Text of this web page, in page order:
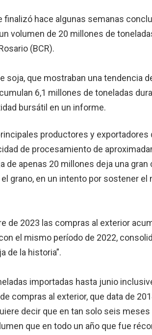
finalizó hace algunas semanas
volumen de 20 millones de
(BCR).
soja, que mostraban una tendencia
6,1 millones de toneladas
bursátil en un informe.
productores y exportadores
de procesamiento de
apenas 20 millones deja una gran
grano, en un intento por sostener el
de 2023 las compras al exterior
el mismo período de 2022,
de la historia”.
importadas hasta junio
compras al exterior, que data de
decir que en tan solo seis meses
que en todo un año que fue